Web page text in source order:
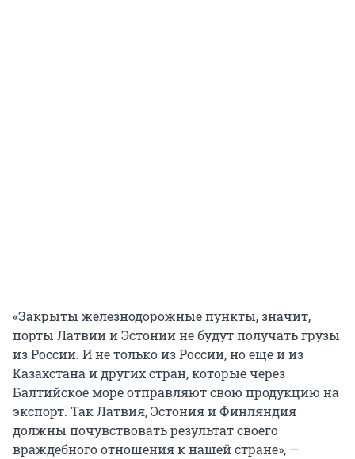
«Закрыты железнодорожные пункты, значит,
порты Латвии и Эстонии не будут получать грузы
из России. И не только из России, но еще и из
Казахстана и других стран, которые через
Балтийское море отправляют свою продукцию на
экспорт. Так Латвия, Эстония и Финляндия
должны почувствовать результат своего
враждебного отношения к нашей стране», —